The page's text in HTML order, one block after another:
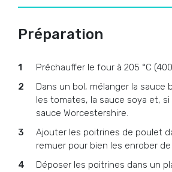
Préparation
Préchauffer le four à 205 °C (400
Dans un bol, mélanger la sauce
les tomates, la sauce soya et, si
sauce Worcestershire.
Ajouter les poitrines de poulet
remuer pour bien les enrober de
Déposer les poitrines dans un